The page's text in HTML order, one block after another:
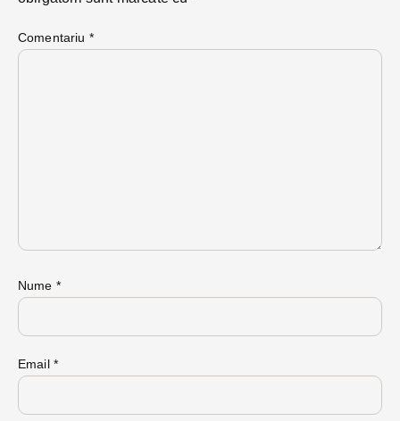
Comentariu *
Nume *
Email *